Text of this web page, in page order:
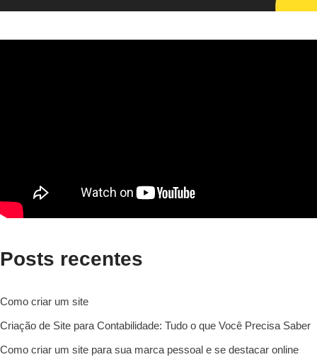
Posts recentes
Como criar um site
Criação de Site para Contabilidade: Tudo o que Você Precisa Saber
Como criar um site para sua marca pessoal e se destacar online